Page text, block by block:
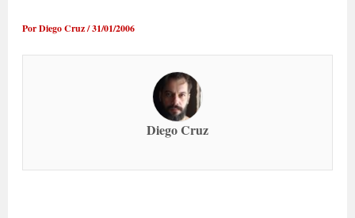
PorDiego Cruz/31/01/2006
Diego Cruz